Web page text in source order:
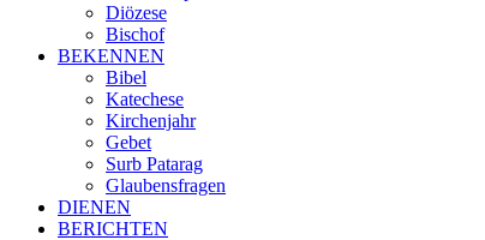
Diözese
Bischof
BEKENNEN
Bibel
Katechese
Kirchenjahr
Gebet
Surb Patarag
Glaubensfragen
DIENEN
BERICHTEN